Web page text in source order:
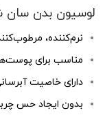
لوسیون بدن سان
نرم‌کننده،
مناسب برای
دارای خاصیت
بدون ایجاد حس